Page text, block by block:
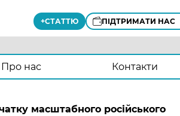
+СТАТТЮ ПІДТРИМАТИ НАС
Про нас Контакти
масштабного російського